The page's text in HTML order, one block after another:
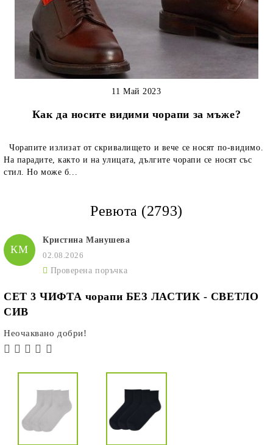
Как да носите видими чорапи за мъже?
11 Май 2023
Чорапите излизат от скривалището и вече се носят по-видимо.
На парадите, както и на улицата, дългите чорапи се носят със
стил. Но може б...
Ревюта (2793)
КМ
Кристина Манушева
02.08.2026
Проверена поръчка
СЕТ 3 ЧИФТА чорапи БЕЗ ЛАСТИК - СВЕТЛО
СИВ
Неочаквано добри!